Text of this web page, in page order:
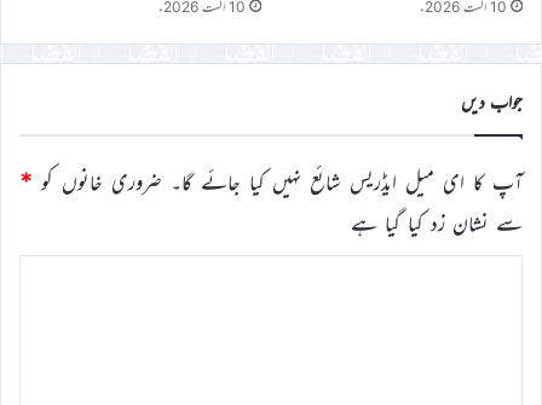
10 اگست 2026ء 10 اگست 2026ء
جواب دیں
آپ کا ای میل ایڈریس شائع نہیں کیا جائے گا۔ ضروری خانوں کو *
سے نشان زد کیا گیا ہے